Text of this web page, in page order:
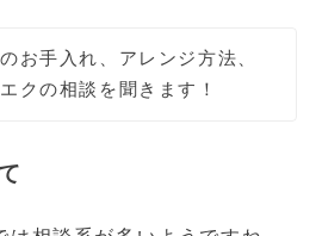
お手入れ、アレンジ方法、
クの相談を聞きます！